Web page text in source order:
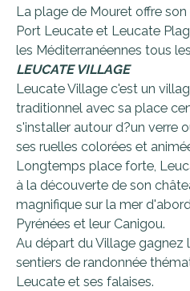
La plage de Mouret offre
Port Leucate et Leucate
les Méditerranéennes tous
LEUCATE VILLAGE
Leucate Village c'est un
traditionnel avec sa place
s'installer autour d?un verre
ses ruelles colorées et
Longtemps place forte,
à la découverte de son
magnifique sur la mer
Pyrénées et leur Canigou.
Au départ du Village gagnez
sentiers de randonnée
Leucate et ses falaises.